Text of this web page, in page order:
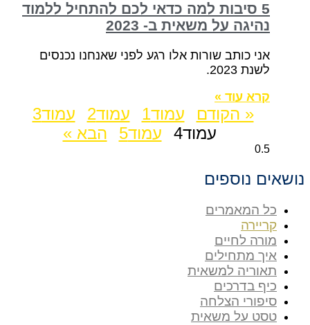
5 סיבות למה כדאי לכם להתחיל ללמוד
נהיגה על משאית ב- 2023
אני כותב שורות אלו רגע לפני שאנחנו נכנסים
לשנת 2023.
קרא עוד »
« הקודם עמוד1 עמוד2 עמוד3
עמוד4 עמוד5 הבא »
נושאים נוספים
כל המאמרים
קריירה
מורה לחיים
איך מתחילים
תאוריה למשאית
כיף בדרכים
סיפורי הצלחה
טסט על משאית